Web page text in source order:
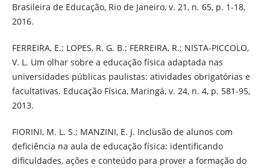
Brasileira de Educação, Rio de Janeiro, v. 21, n. 65, p. 1-18,
2016.
FERREIRA, E.; LOPES, R. G. B.; FERREIRA, R.; NISTA-PICCOLO,
V. L. Um olhar sobre a educação física adaptada nas
universidades públicas paulistas: atividades obrigatórias e
facultativas. Educação Física, Maringá, v. 24, n. 4, p. 581-95,
2013.
FIORINI, M. L. S.; MANZINI, E. J. Inclusão de alunos com
deficiência na aula de educação física: identificando
dificuldades, ações e conteúdo para prover a formação do